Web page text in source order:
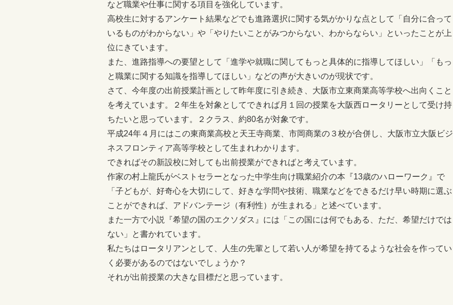
など職業や仕事に関する項目を強化しています。
高校生に対するアンケート結果などでも進路選択に関する気がかりな点として「自分に合って
いるものがわからない」や「やりたいことがみつからない、わからならい」といったことが上
位にきています。
また、進路指導への要望として「進学や就職に関してもっと具体的に指導してほしい」「もっ
と職業に関する知識を指導してほしい」などの声が大きいのが現状です。
さて、今年度の出前授業計画として昨年度に引き続き、大阪市立東商業高等学校へ出向くこと
を考えています。２年生を対象としてできれば月１回の授業を大阪西ロータリーとして受け持
ちたいと思っています。２クラス、約80名が対象です。
平成24年４月にはこの東商業高校と天王寺商業、市岡商業の３校が合併し、大阪市立大阪ビジ
ネスフロンティア高等学校として生まれわかります。
できればその新設校に対しても出前授業ができればと考えています。
作家の村上龍氏がベストセラーとなった中学生向け職業紹介の本『13歳のハローワーク』で
「子どもが、好奇心を大切にして、好きな学問や技術、職業などをできるだけ早い時期に選ぶ
ことができれば、アドバンテージ（有利性）が生まれる」と述べています。
また一方で小説『希望の国のエクソダス』には「この国には何でもある、ただ、希望だけでは
ない」と書かれています。
私たちはロータリアンとして、人生の先輩として若い人が希望を持てるような社会を作ってい
く必要があるのではないでしょうか？
それが出前授業の大きな目標だと思っています。